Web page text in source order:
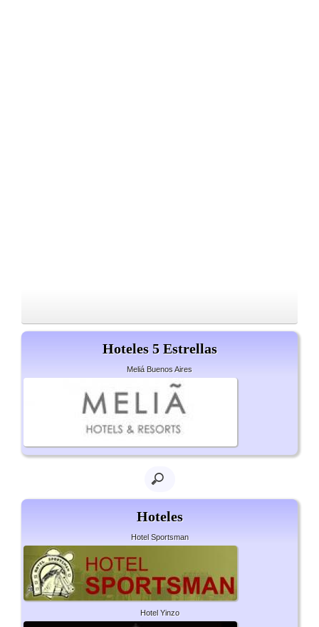
Hoteles 5 Estrellas
Meliá Buenos Aires
Hoteles
Hotel Sportsman
Hotel Yinzo